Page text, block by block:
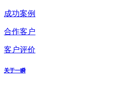
成功案例
合作客户
客户评价
关于一瞬